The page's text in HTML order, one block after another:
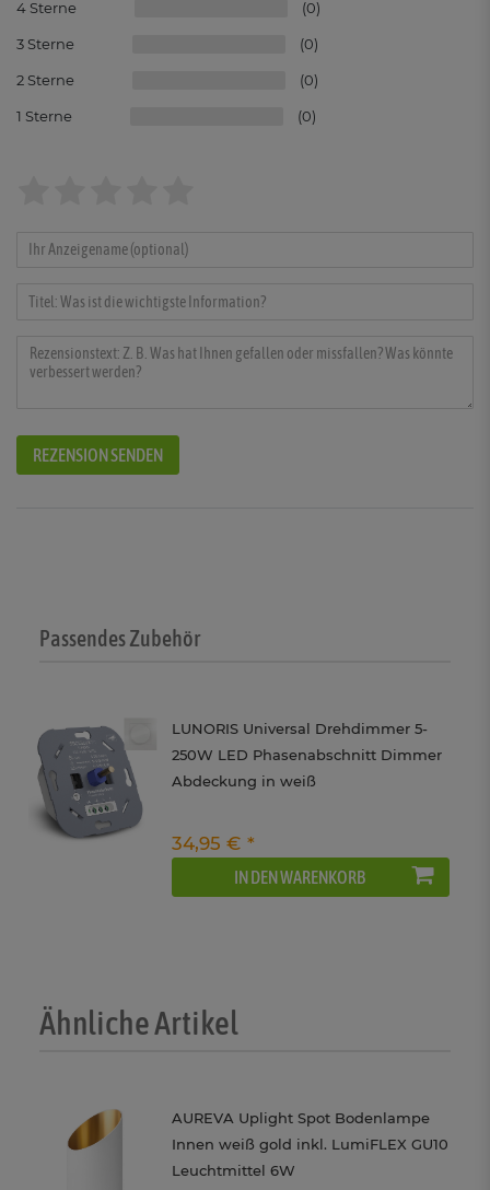
4 0
3 0
2 0
1 0
REZENSION SENDEN
Passendes Zubehör
LUNORIS Universal Drehdimmer 5-
250W LED Phasenabschnitt Dimmer
Abdeckung in weiß
34,95 € *
IN DEN WARENKORB
Ähnliche Artikel
AUREVA Uplight Spot Bodenlampe
Innen weiß gold inkl. LumiFLEX GU10
Leuchtmittel 6W